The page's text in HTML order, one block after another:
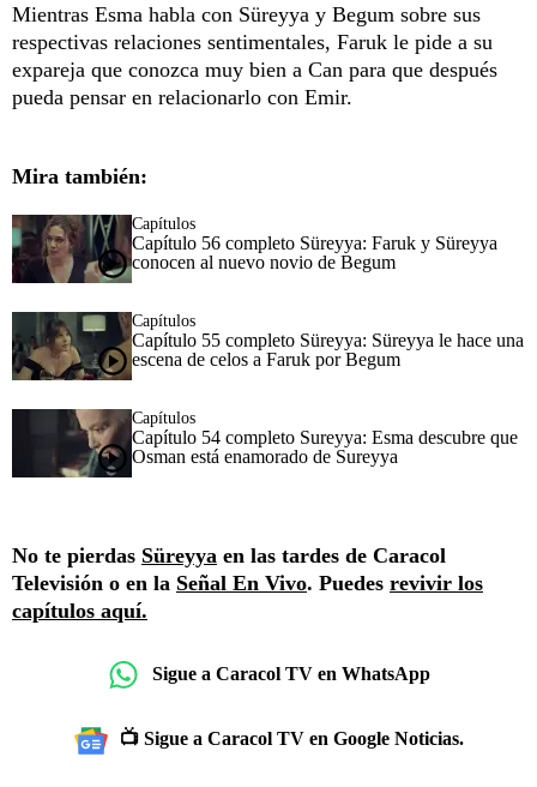
Mientras Esma habla con Süreyya y Begum sobre sus
respectivas relaciones sentimentales, Faruk le pide a su
expareja que conozca muy bien a Can para que después
pueda pensar en relacionarlo con Emir.
Mira también:
Capítulos
Capítulo 56 completo Süreyya: Faruk y Süreyya
conocen al nuevo novio de Begum
Capítulos
Capítulo 55 completo Süreyya: Süreyya le hace una
escena de celos a Faruk por Begum
Capítulos
Capítulo 54 completo Sureyya: Esma descubre que
Osman está enamorado de Sureyya
No te pierdas Süreyya en las tardes de Caracol
Televisión o en la Señal En Vivo. Puedes revivir los
capítulos aquí.
Sigue a Caracol TV en WhatsApp
📺 Sigue a Caracol TV en Google Noticias.